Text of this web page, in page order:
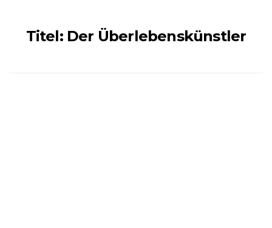
Titel: Der Überlebenskünstler